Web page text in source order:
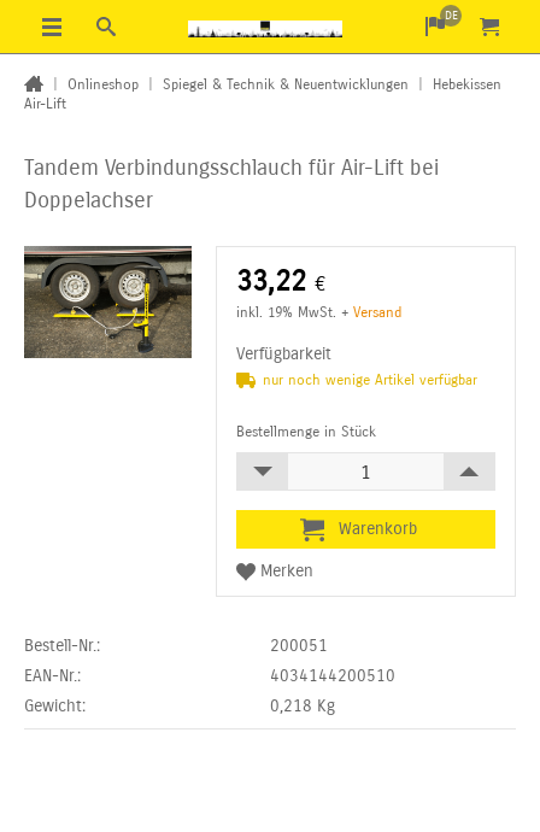
DE
Onlineshop Spiegel & Technik & Neuentwicklungen
Hebekissen
Air-Lift
Tandem Verbindungsschlauch für Air-Lift bei
Doppelachser
Bestell-Nr.:
200051
EAN-Nr.:
4034144200510
Gewicht:
0,218 Kg
33,22 €
inkl. 19% MwSt. +Versand
Verfügbarkeit
nur noch wenige Artikel verfügbar
Bestellmenge in Stück